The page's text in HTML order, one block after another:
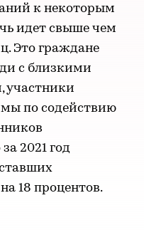
к некоторым
идет свыше чем
Это граждане
с близкими
участники
по содействию
2021 год
18 процентов.